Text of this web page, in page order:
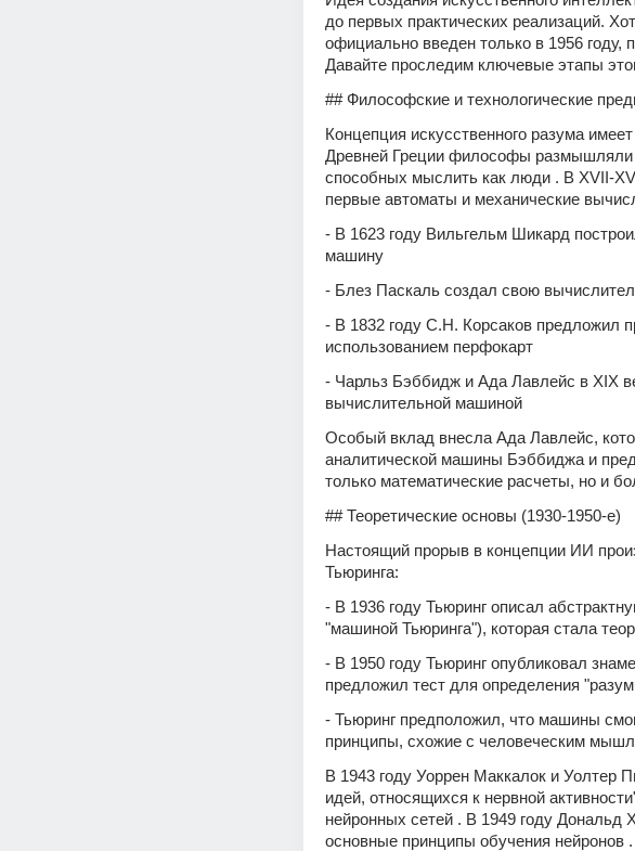
до первых практических реализаций.
официально введен только в 1956
Давайте проследим ключевые этапы
## Философские и технологические
Концепция искусственного разума
Древней Греции философы размышляли
способных мыслить как люди . В XVII-
первые автоматы и механические
- В 1623 году Вильгельм Шикард
машину
- Блез Паскаль создал свою
- В 1832 году С.Н. Корсаков предложил
использованием перфокарт
- Чарльз Бэббидж и Ада Лавлейс в XIX
вычислительной машиной
Особый вклад внесла Ада Лавлейс,
аналитической машины Бэббиджа и
только математические расчеты, но и
## Теоретические основы (1930-1950-е)
Настоящий прорыв в концепции ИИ
Тьюринга:
- В 1936 году Тьюринг описал
"машиной Тьюринга"), которая стала
- В 1950 году Тьюринг опубликовал
предложил тест для определения
- Тьюринг предположил, что машины
принципы, схожие с человеческим
В 1943 году Уоррен Маккалок и Уолтер
идей, относящихся к нервной
нейронных сетей . В 1949 году Дональд
основные принципы обучения нейронов .